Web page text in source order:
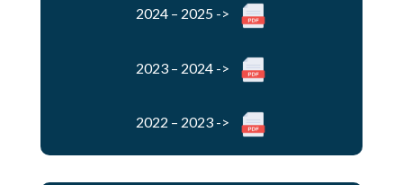
2024 – 2025 ->
2023 – 2024 ->
2022 – 2023 ->